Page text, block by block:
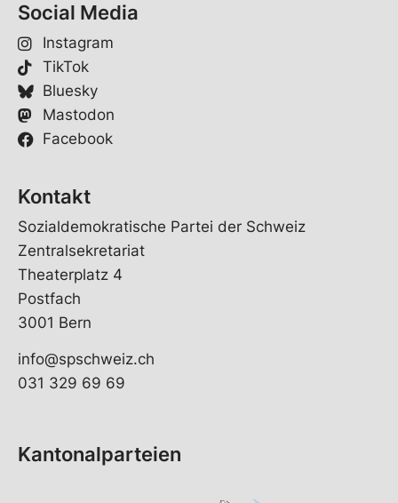
Social Media
Instagram
TikTok
Bluesky
Mastodon
Facebook
Kontakt
Sozialdemokratische Partei der Schweiz
Zentralsekretariat
Theaterplatz 4
Postfach
3001 Bern
info@spschweiz.ch
031 329 69 69
Kantonalparteien